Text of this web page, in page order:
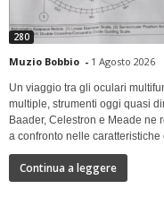
280
Muzio Bobbio - 1 Agosto 2026
Un viaggio tra gli oculari
multiple, strumenti oggi quasi
Baader, Celestron e Meade ne
a confronto nelle
Continua a leggere